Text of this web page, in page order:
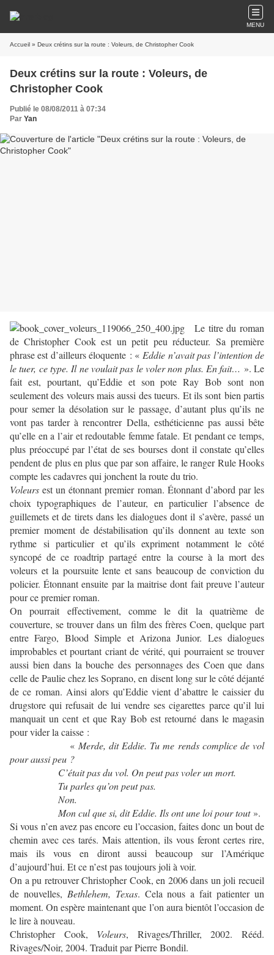
MENU
Accueil » Deux crétins sur la route : Voleurs, de Christopher Cook
Deux crétins sur la route : Voleurs, de
Christopher Cook
Publié le 08/08/2011 à 07:34
Par Yan
Le titre du roman
de Christopher Cook est un petit peu réducteur. Sa première
phrase est d’ailleurs éloquente : « Eddie n’avait pas l’intention de
le tuer, ce type. Il ne voulait pas le voler non plus. En fait… ». Le
fait est, pourtant, qu’Eddie et son pote Ray Bob sont non
seulement des voleurs mais aussi des tueurs. Et ils sont bien partis
pour semer la désolation sur le passage, d’autant plus qu’ils ne
vont pas tarder à rencontrer Della, esthéticienne pas aussi bête
qu’elle en a l’air et redoutable femme fatale. Et pendant ce temps,
plus préoccupé par l’état de ses bourses dont il constate qu’elles
pendent de plus en plus que par son affaire, le ranger Rule Hooks
compte les cadavres qui jonchent la route du trio.
Voleurs est un étonnant premier roman. Étonnant d’abord par les
choix typographiques de l’auteur, en particulier l’absence de
guillemets et de tirets dans les dialogues dont il s’avère, passé un
premier moment de déstabilisation qu’ils donnent au texte son
rythme si particulier et qu’ils expriment notamment le côté
syncopé de ce roadtrip partagé entre la course à la mort des
voleurs et la poursuite lente et sans beaucoup de conviction du
policier. Étonnant ensuite par la maitrise dont fait preuve l’auteur
pour ce premier roman.
On pourrait effectivement, comme le dit la quatrième de
couverture, se trouver dans un film des frères Coen, quelque part
entre Fargo, Blood Simple et Arizona Junior. Les dialogues
improbables et pourtant criant de vérité, qui pourraient se trouver
aussi bien dans la bouche des personnages des Coen que dans
celle de Paulie chez les Soprano, en disent long sur le côté déjanté
de ce roman. Ainsi alors qu’Eddie vient d’abattre le caissier du
drugstore qui refusait de lui vendre ses cigarettes parce qu’il lui
manquait un cent et que Ray Bob est retourné dans le magasin
pour vider la caisse :
« Merde, dit Eddie. Tu me rends complice de vol
pour aussi peu ?
C’était pas du vol. On peut pas voler un mort.
Tu parles qu’on peut pas.
Non.
Mon cul que si, dit Eddie. Ils ont une loi pour tout».
Si vous n’en avez pas encore eu l’occasion, faites donc un bout de
chemin avec ces tarés. Mais attention, ils vous feront certes rire,
mais ils vous en diront aussi beaucoup sur l’Amérique
d’aujourd’hui. Et ce n’est pas toujours joli à voir.
On a pu retrouver Christopher Cook, en 2006 dans un joli recueil
de nouvelles, Bethlehem, Texas. Cela nous a fait patienter un
moment. On espère maintenant que l’on aura bientôt l’occasion de
le lire à nouveau.
Christopher Cook, Voleurs, Rivages/Thriller, 2002. Rééd.
Rivages/Noir, 2004. Traduit par Pierre Bondil.